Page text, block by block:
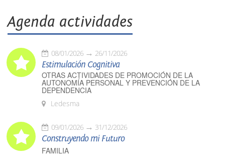
Agenda actividades
08/01/2026 26/11/2026
Estimulación Cognitiva
OTRAS ACTIVIDADES DE PROMOCIÓN DE LA
AUTONOMÍA PERSONAL Y PREVENCIÓN DE LA
DEPENDENCIA
Ledesma
09/01/2026 31/12/2026
Construyendo mi Futuro
FAMILIA